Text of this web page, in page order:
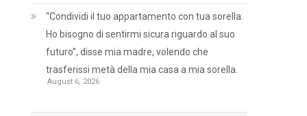
“Condividi il tuo appartamento con tua sorella.
Ho bisogno di sentirmi sicura riguardo al suo
futuro”, disse mia madre, volendo che
trasferissi metà della mia casa a mia sorella.
August 6, 2026